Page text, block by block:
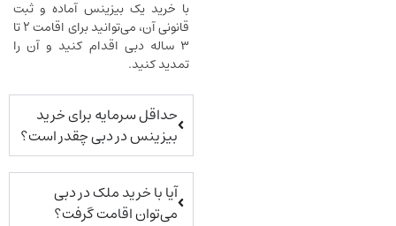
با خرید یک بیزینس آماده و ثبت
قانونی آن، می‌توانید برای اقامت ۲ تا
۳ ساله دبی اقدام کنید و آن را
حداقل سرمایه برای خرید
بیزینس در دبی چقدر است؟
آیا با خرید ملک در دبی
می‌توان اقامت گرفت؟